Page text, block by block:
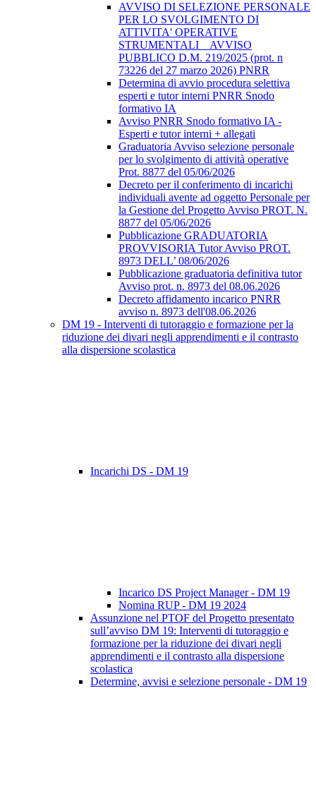
AVVISO DI SELEZIONE PERSONALE
PER LO SVOLGIMENTO DI
ATTIVITA' OPERATIVE
STRUMENTALI _ AVVISO
PUBBLICO D.M. 219/2025 (prot. n
73226 del 27 marzo 2026) PNRR
Determina di avvio procedura selettiva
esperti e tutor interni PNRR Snodo
formativo IA
Avviso PNRR Snodo formativo IA -
Esperti e tutor interni + allegati
Graduatoria Avviso selezione personale
per lo svolgimento di attività operative
Prot. 8877 del 05/06/2026
Decreto per il conferimento di incarichi
individuali avente ad oggetto Personale per
la Gestione del Progetto Avviso PROT. N.
8877 del 05/06/2026
Pubblicazione GRADUATORIA
PROVVISORIA Tutor Avviso PROT.
8973 DELL’ 08/06/2026
Pubblicazione graduatoria definitiva tutor
Avviso prot. n. 8973 del 08.06.2026
Decreto affidamento incarico PNRR
avviso n. 8973 dell'08.06.2026
DM 19 - Interventi di tutoraggio e formazione per la
riduzione dei divari negli apprendimenti e il contrasto
alla dispersione scolastica
Incarichi DS - DM 19
Incarico DS Project Manager - DM 19
Nomina RUP - DM 19 2024
Assunzione nel PTOF del Progetto presentato
sull’avviso DM 19: Interventi di tutoraggio e
formazione per la riduzione dei divari negli
apprendimenti e il contrasto alla dispersione
scolastica
Determine, avvisi e selezione personale - DM 19